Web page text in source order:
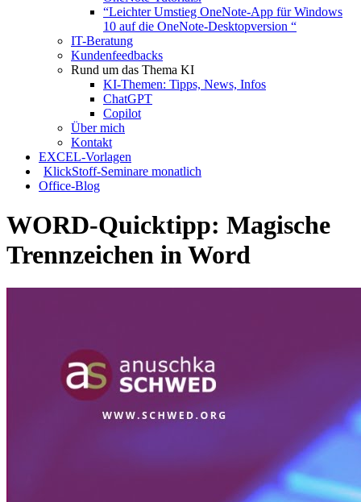
“Leichter Umstieg OneNote-App für Windows
10 auf die OneNote-Desktopversion “
IT-Beratung
Kundenfeedbacks
Rund um das Thema KI
KI-Themen: Tipps, News, Infos
ChatGPT
Copilot
Über mich
Kontakt
EXCEL-Vorlagen
KlickStoff-Seminare monatlich
Office-Blog
WORD-Quicktipp: Magische
Trennzeichen in Word